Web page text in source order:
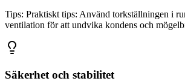
Tips: Praktiskt tips: Använd torkställningen i
ventilation för att undvika kondens och
Säkerhet och stabilitet